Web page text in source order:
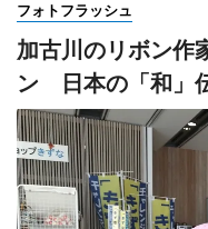
フォトフラッシュ
加古川のリボン作
ン 日本の「和」